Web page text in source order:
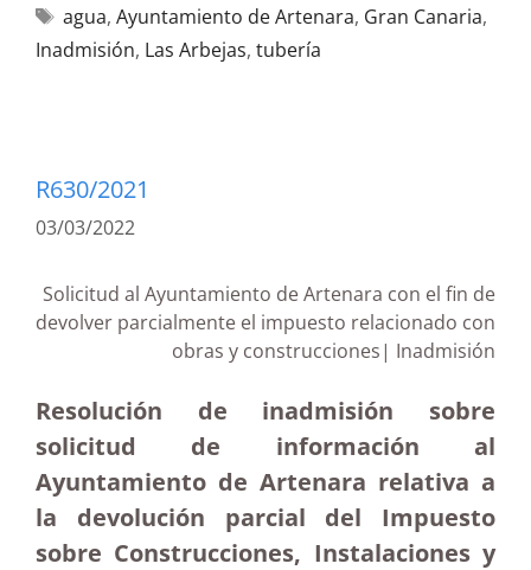
agua, Ayuntamiento de Artenara, Gran Canaria,
Inadmisión, Las Arbejas, tubería
R630/2021
03/03/2022
Solicitud al Ayuntamiento de Artenara con el fin de
devolver parcialmente el impuesto relacionado con
obras y construcciones| Inadmisión
Resolución de inadmisión sobre
solicitud de información al
Ayuntamiento de Artenara relativa a
la devolución parcial del Impuesto
sobre Construcciones, Instalaciones y